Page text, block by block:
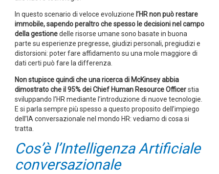
In questo scenario di veloce evoluzione l’HR non può restare
immobile, sapendo peraltro che spesso le decisioni nel campo
della gestionedelle risorse umane sono basate in buona
parte su esperienze pregresse, giudizi personali, pregiudizi e
distorsioni: poter fare affidamento su una mole maggiore di
dati certi può fare la differenza.
Non stupisce quindi che una ricerca di McKinsey abbia
dimostrato che il 95% dei Chief Human Resource Officerstia
sviluppando l’HR mediante l’introduzione di nuove tecnologie.
E si parla sempre più spesso a questo proposito dell’impiego
dell’IA conversazionale nel mondo HR: vediamo di cosa si
tratta.
Cos’è l’Intelligenza Artificiale
conversazionale